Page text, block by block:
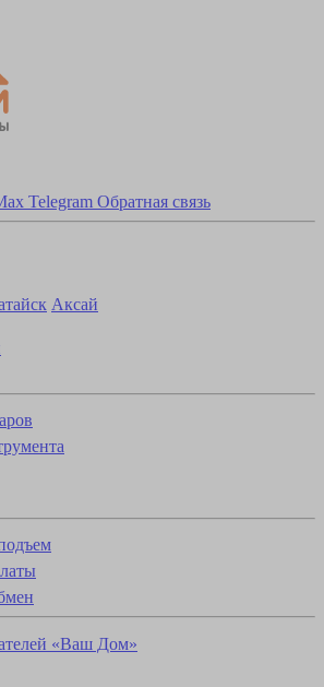
Telegram Обратная связь
Аксай
«Ваш Дом»